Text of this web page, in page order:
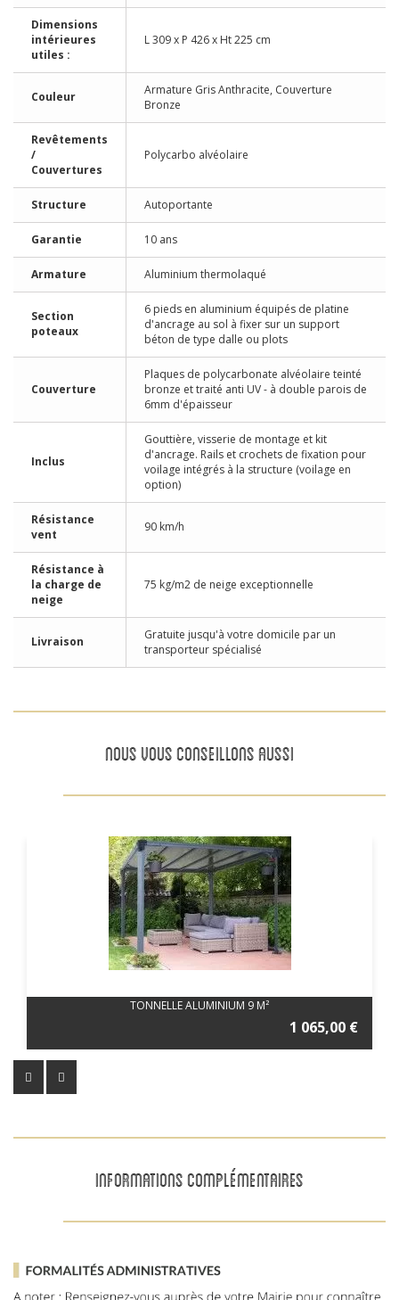
Dimensions
intérieures
utiles :
L 309 x P 426 x Ht 225 cm
Couleur
Armature Gris Anthracite, Couverture
Bronze
Revêtements
/
Couvertures
Polycarbo alvéolaire
Structure Autoportante
Garantie 10 ans
Armature Aluminium thermolaqué
Section
poteaux
6 pieds en aluminium équipés de platine
d'ancrage au sol à fixer sur un support
béton de type dalle ou plots
Couverture
Plaques de polycarbonate alvéolaire teinté
bronze et traité anti UV - à double parois de
6mm d'épaisseur
Inclus
Gouttière, visserie de montage et kit
d'ancrage. Rails et crochets de fixation pour
voilage intégrés à la structure (voilage en
option)
Résistance
vent
90 km/h
Résistance à
la charge de
neige
75 kg/m2 de neige exceptionnelle
Livraison
Gratuite jusqu'à votre domicile par un
transporteur spécialisé
NOUS VOUS CONSEILLONS AUSSI
TONNELLE ALUMINIUM 9 M²
1 065,00 €
INFORMATIONS COMPLÉMENTAIRES